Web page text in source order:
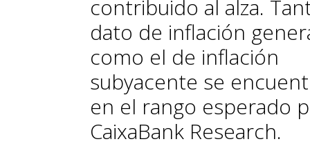
contribuido al alza.
dato de inflación
como el de inflación
subyacente se
en el rango esperado
CaixaBank Research.